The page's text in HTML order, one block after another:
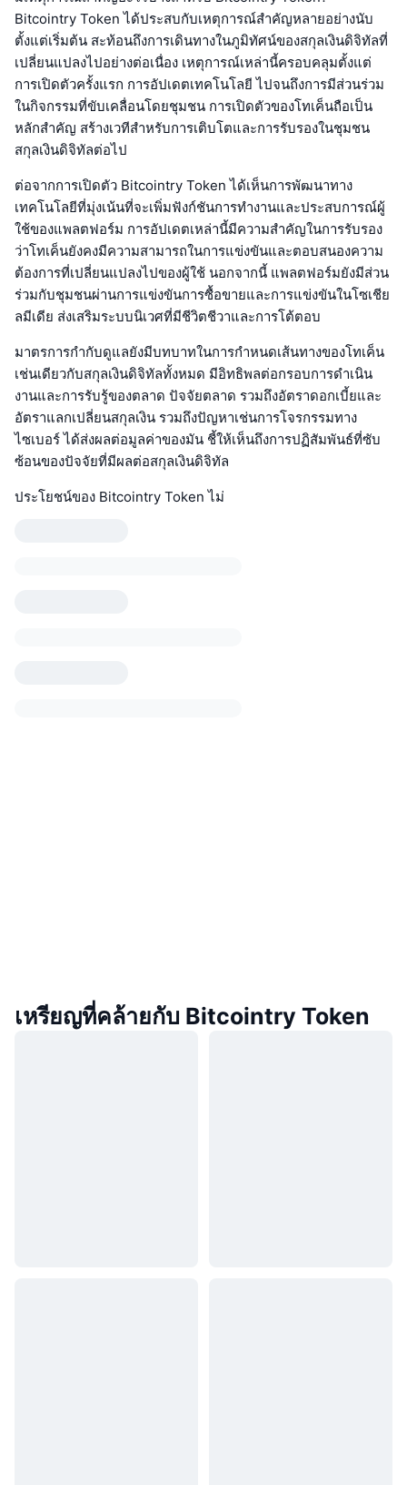
Bitcointry Token ได้ประสบกับเหตุการณ์สำคัญหลายอย่างนับ
ตั้งแต่เริ่มต้น สะท้อนถึงการเดินทางในภูมิทัศน์ของสกุลเงินดิจิทัลที่
เปลี่ยนแปลงไปอย่างต่อเนื่อง เหตุการณ์เหล่านี้ครอบคลุมตั้งแต่
การเปิดตัวครั้งแรก การอัปเดตเทคโนโลยี ไปจนถึงการมีส่วนร่วม
ในกิจกรรมที่ขับเคลื่อนโดยชุมชน การเปิดตัวของโทเค็นถือเป็น
หลักสำคัญ สร้างเวทีสำหรับการเติบโตและการรับรองในชุมชน
สกุลเงินดิจิทัลต่อไป
ต่อจากการเปิดตัว Bitcointry Token ได้เห็นการพัฒนาทาง
เทคโนโลยีที่มุ่งเน้นที่จะเพิ่มฟังก์ชันการทำงานและประสบการณ์ผู้
ใช้ของแพลตฟอร์ม การอัปเดตเหล่านี้มีความสำคัญในการรับรอง
ว่าโทเค็นยังคงมีความสามารถในการแข่งขันและตอบสนองความ
ต้องการที่เปลี่ยนแปลงไปของผู้ใช้ นอกจากนี้ แพลตฟอร์มยังมีส่วน
ร่วมกับชุมชนผ่านการแข่งขันการซื้อขายและการแข่งขันในโซเชีย
ลมีเดีย ส่งเสริมระบบนิเวศที่มีชีวิตชีวาและการโต้ตอบ
มาตรการกำกับดูแลยังมีบทบาทในการกำหนดเส้นทางของโทเค็น
เช่นเดียวกับสกุลเงินดิจิทัลทั้งหมด มีอิทธิพลต่อกรอบการดำเนิน
งานและการรับรู้ของตลาด ปัจจัยตลาด รวมถึงอัตราดอกเบี้ยและ
อัตราแลกเปลี่ยนสกุลเงิน รวมถึงปัญหาเช่นการโจรกรรมทาง
ไซเบอร์ ได้ส่งผลต่อมูลค่าของมัน ชี้ให้เห็นถึงการปฏิสัมพันธ์ที่ซับ
ซ้อนของปัจจัยที่มีผลต่อสกุลเงินดิจิทัล
ประโยชน์ของ Bitcointry Token ไม่
เหรียญที่คล้ายกับ Bitcointry Token